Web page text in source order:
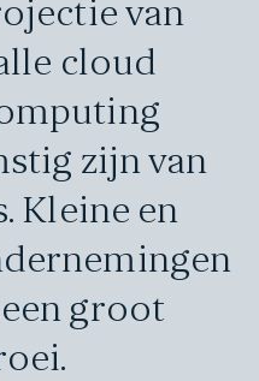
van
cloud
zijn van
Kleine en
een groot